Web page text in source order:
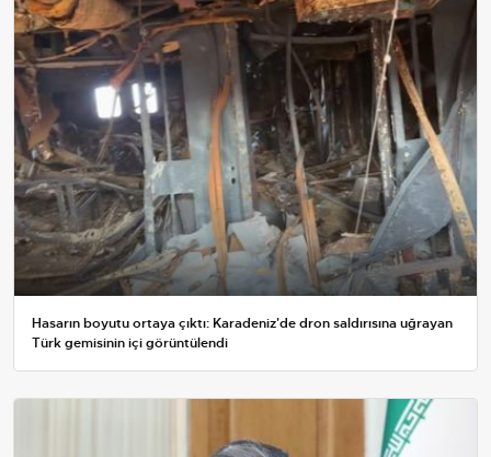
Hasarın boyutu ortaya çıktı: Karadeniz'de dron saldırısına uğrayan
Türk gemisinin içi görüntülendi